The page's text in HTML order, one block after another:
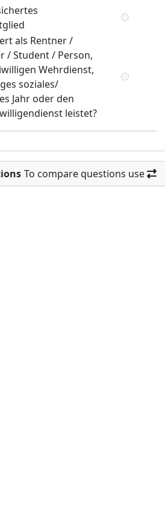
als Rentner /
/ Student / Person,
Wehrdienst,
soziales/
Jahr oder den
leistet?
To compare questions use